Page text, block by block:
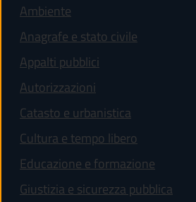
Ambiente
Anagrafe e stato civile
Appalti pubblici
Autorizzazioni
Catasto e urbanistica
Cultura e tempo libero
Educazione e formazione
Giustizia e sicurezza pubblica